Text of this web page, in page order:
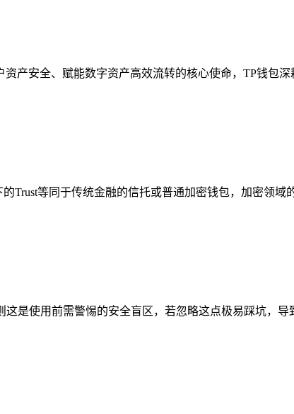
产安全、赋能数字资产高效流转的核心使命，TP钱包
Trust等同于传统金融的信托或普通加密钱包，加密领域
是使用前需警惕的安全盲区，若忽略这点极易踩坑，导